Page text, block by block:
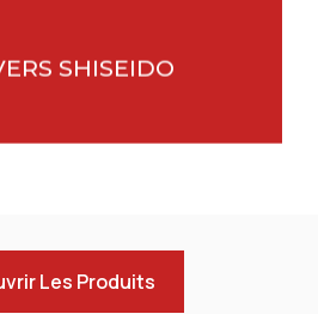
SHISEIDO
Les Produits